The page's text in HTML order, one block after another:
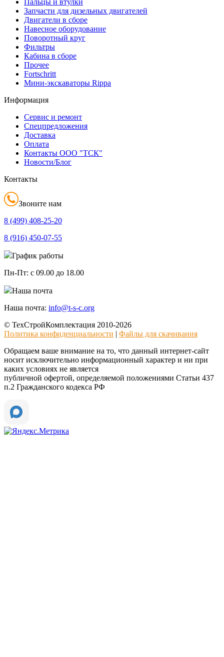
Пальцы и втулки
Запчасти для дизельных двигателей
Двигатели в сборе
Навесное оборудование
Поворотный круг
Фильтры
Кабина в сборе
Прочее
Fortschritt
Мини-экскаваторы Rippa
Информация
Сервис и ремонт
Спецпредложения
Доставка
Оплата
Контакты ООО "ТСК"
Новости/Блог
Контакты
Звоните нам
8 (499) 408-25-20
8 (916) 450-07-55
График работы
Пн-Пт: с 09.00 до 18.00
Наша почта
Наша почта: info@t-s-c.org
© ТехСтройКомплектация 2010-2026
Политика конфиденциальности | Файлы для скачивания
Обращаем ваше внимание на то, что данный интернет-сайт
носит исключительно информационный характер и ни при
каких условиях не является
публичной офертой, определяемой положениями Статьи 437
п.2 Гражданского кодекса РФ